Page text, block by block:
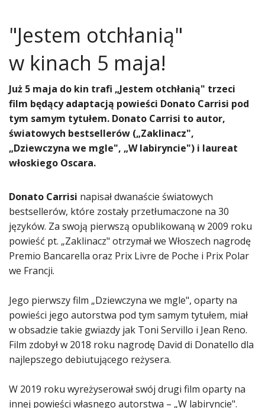
"Jestem otchłanią"
w kinach 5 maja!
Już 5 maja do kin trafi „Jestem otchłanią" trzeci
film będący adaptacją powieści Donato Carrisi pod
tym samym tytułem. Donato Carrisi to autor,
światowych bestsellerów („Zaklinacz",
„Dziewczyna we mgle", „W labiryncie") i laureat
włoskiego Oscara.
Donato Carrisi napisał dwanaście światowych
bestsellerów, które zostały przetłumaczone na 30
języków. Za swoją pierwszą opublikowaną w 2009 roku
powieść pt. „Zaklinacz" otrzymał we Włoszech nagrodę
Premio Bancarella oraz Prix Livre de Poche i Prix Polar
we Francji.
Jego pierwszy film „Dziewczyna we mgle", oparty na
powieści jego autorstwa pod tym samym tytułem, miał
w obsadzie takie gwiazdy jak Toni Servillo i Jean Reno.
Film zdobył w 2018 roku nagrodę David di Donatello dla
najlepszego debiutującego reżysera.
W 2019 roku wyreżyserował swój drugi film oparty na
innej powieści własnego autorstwa – „W labiryncie".